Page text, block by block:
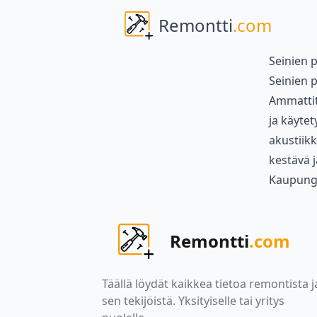
Remontti.com
Seinien
Seinien
ja
kestävä
Remontti.com
Täällä löydät kaikkea tietoa remontista
sen tekijöistä. Yksityiselle tai yritys